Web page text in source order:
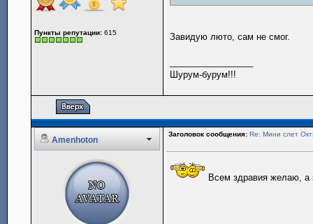
Пункты репутации: 615 Завидую люто, сам не смог.
Шурум-бурум!!!
Amenhoton
Заголовок сообщения: Re: Мини слет
Всем здравия желаю, а